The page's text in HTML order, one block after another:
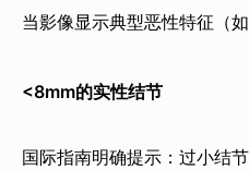
当影像显示典型恶性特征（
​<8mm的实性结节​
国际指南明确提示：过小结